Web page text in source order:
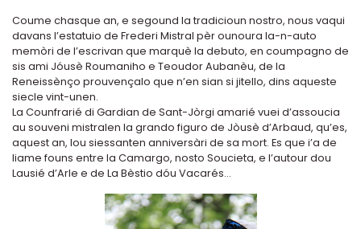
Coume chasque an, e segound la tradicioun nostro, nous vaqui
davans l’estatuio de Frederi Mistral pèr ounoura la-n-auto
memòri de l’escrivan que marquè la debuto, en coumpagno de
sis ami Jóusè Roumaniho e Teoudor Aubanèu, de la
Reneissènço prouvençalo que n’en sian si jitello, dins aqueste
siecle vint-unen.
La Counfrarié di Gardian de Sant-Jòrgi amarié vuei d’assoucia
au souveni mistralen la grando figuro de Jòusè d’Arbaud, qu’es,
aquest an, lou siessanten anniversàri de sa mort. Es que i’a de
liame founs entre la Camargo, nosto Soucieta, e l’autour dou
Lausié d’Arle e de La Bèstio dóu Vacarés…